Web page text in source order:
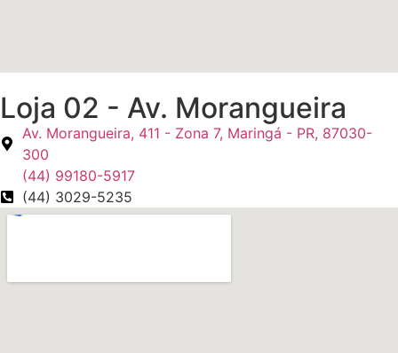
Loja 02 - Av. Morangueira
Av. Morangueira, 411 - Zona 7, Maringá - PR, 87030-
300
(44) 99180-5917
(44) 3029-5235